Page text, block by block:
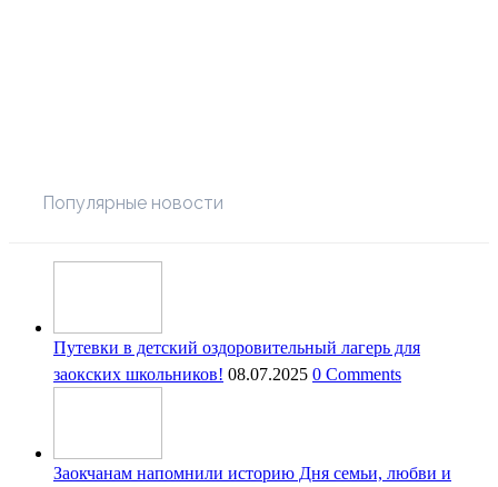
Популярные новости
Путевки в детский оздоровительный лагерь для
заокских школьников! 08.07.2025 0 Comments
Заокчанам напомнили историю Дня семьи, любви и